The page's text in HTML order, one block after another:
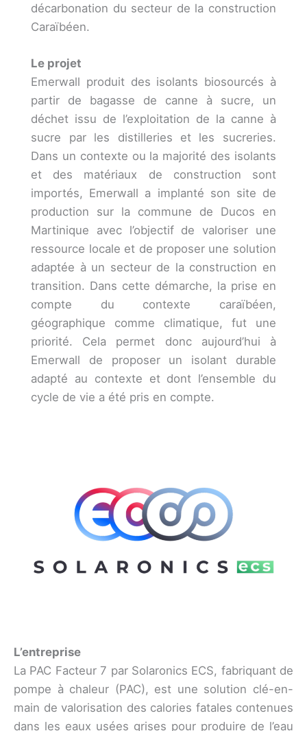
décarbonation du secteur de la construction
Caraïbéen.
Le projet
Emerwall produit des isolants biosourcés à
partir de bagasse de canne à sucre, un
déchet issu de l’exploitation de la canne à
sucre par les distilleries et les sucreries.
Dans un contexte ou la majorité des isolants
et des matériaux de construction sont
importés, Emerwall a implanté son site de
production sur la commune de Ducos en
Martinique avec l’objectif de valoriser une
ressource locale et de proposer une solution
adaptée à un secteur de la construction en
transition. Dans cette démarche, la prise en
compte du contexte caraïbéen,
géographique comme climatique, fut une
priorité. Cela permet donc aujourd’hui à
Emerwall de proposer un isolant durable
adapté au contexte et dont l’ensemble du
cycle de vie a été pris en compte.
L’entreprise
La PAC Facteur 7 par Solaronics ECS, fabriquant de
pompe à chaleur (PAC), est une solution clé-en-
main de valorisation des calories fatales contenues
dans les eaux usées grises pour produire de l’eau